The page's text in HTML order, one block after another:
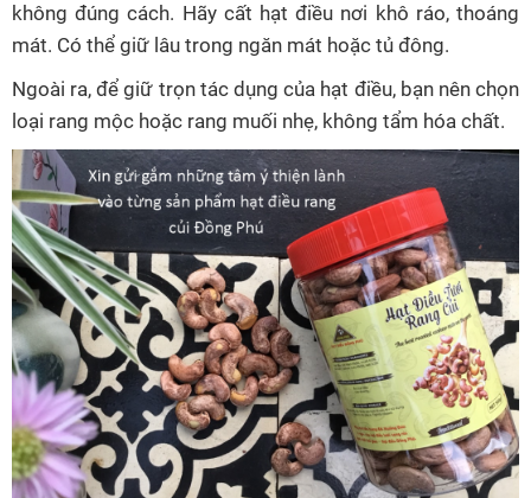
không đúng cách. Hãy cất hạt điều nơi khô ráo, thoáng
mát. Có thể giữ lâu trong ngăn mát hoặc tủ đông.
Ngoài ra, để giữ trọn tác dụng của hạt điều, bạn nên chọn
loại rang mộc hoặc rang muối nhẹ, không tẩm hóa chất.